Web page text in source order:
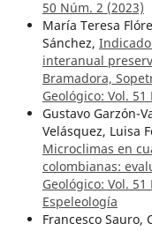
50 Núm. 2 (2023)
María Teresa
Sánchez,
interanual
Bramadora,
Geológico: Vol.
Gustavo Garzón-
Velásquez, Luisa
Microclimas en
colombianas:
Geológico: Vol.
Espeleología
Francesco Sauro,